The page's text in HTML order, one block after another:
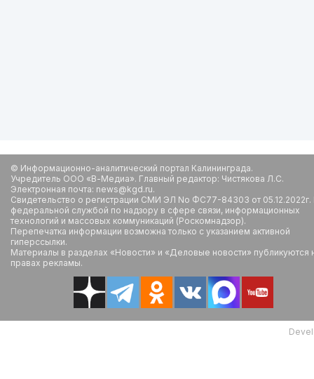
© Информационно-аналитический портал Калининграда.
Учредитель ООО «В-Медиа». Главный редактор: Чистякова Л.С.
Электронная почта: news@kgd.ru.
Свидетельство о регистрации СМИ ЭЛ No ФС77-84303 от
федеральной службой по надзору в сфере связи, информационных
технологий и массовых коммуникаций (Роскомнадзор).
Перепечатка информации возможна только с указанием активной
гиперссылки.
Материалы в разделах «Новости» и «Деловые новости» публикуются
правах рекламы.